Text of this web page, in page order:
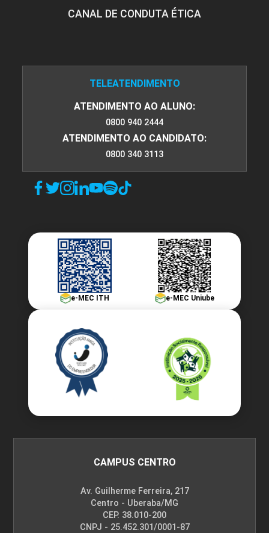
CANAL DE CONDUTA ÉTICA
TELEATENDIMENTO
ATENDIMENTO AO ALUNO:
0800 940 2444
ATENDIMENTO AO CANDIDATO:
0800 340 3113
e-MEC ITH e-MEC Uniube
CAMPUS CENTRO
Av. Guilherme Ferreira, 217
Centro - Uberaba/MG
CEP. 38.010-200
CNPJ - 25.452.301/0001-87